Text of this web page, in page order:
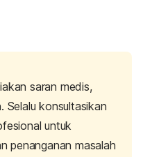
saran medis,
Selalu konsultasikan
untuk
penanganan masalah